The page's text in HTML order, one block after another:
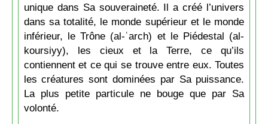
unique dans Sa souveraineté. Il a créé l’univers
dans sa totalité, le monde supérieur et le monde
inférieur, le Trône (al-ʿarch) et le Piédestal (al-
koursiyy), les cieux et la Terre, ce qu’ils
contiennent et ce qui se trouve entre eux. Toutes
les créatures sont dominées par Sa puissance.
La plus petite particule ne bouge que par Sa
volonté.